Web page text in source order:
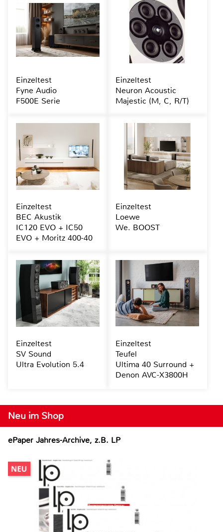
Neu im Shop
ePaper Jahres-Archive, z.B. LP
Einzeltest
Fyne Audio
F500E Serie
Einzeltest
Neuron Acoustic
Majestic (M, C, R/T)
Einzeltest
BEC Akustik
IC120 EVO + IC50
EVO + Moritz 400-40
Einzeltest
Loewe
We. BOOST
Einzeltest
SV Sound
Ultra Evolution 5.4
Einzeltest
Teufel
Ultima 40 Surround +
Denon AVC-X3800H